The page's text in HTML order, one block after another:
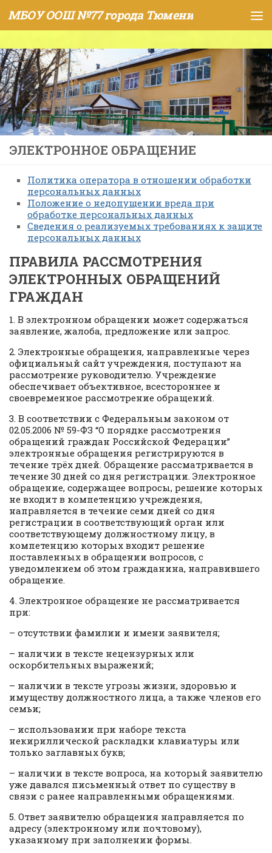
Skip to content
МБОУ ООШ №77 города Тюмени
ЭЛЕКТРОННОЕ ОБРАЩЕНИЕ
Политика оператора в отношении обработки
персональных данных
Положение о недопущении вреда при
обработке персональных данных
Сведения о реализуемых требованиях к защите
персональных данных
ПРАВИЛА РАССМОТРЕНИЯ
ЭЛЕКТРОННЫХ ОБРАЩЕНИЙ
ГРАЖДАН
1. В электронном обращении может содержаться
заявление, жалоба, предложение или запрос.
2. Электронные обращения, направленные через
официальный сайт учреждения, поступают на
рассмотрение руководителю. Учреждение
обеспечивает объективное, всестороннее и
своевременное рассмотрение обращений.
3. В соответствии с Федеральным законом от
02.05.2006 № 59-ФЗ “О порядке рассмотрения
обращений граждан Российской Федерации”
электронные обращения регистрируются в
течение трёх дней. Обращение рассматривается в
течение 30 дней со дня регистрации. Электронное
обращение, содержащее вопросы, решение которых
не входит в компетенцию учреждения,
направляется в течение семи дней со дня
регистрации в соответствующий орган или
соответствующему должностному лицу, в
компетенцию которых входит решение
поставленных в обращении вопросов, с
уведомлением об этом гражданина, направившего
обращение.
4. Электронное обращение не рассматривается
при:
– отсутствии фамилии и имени заявителя;
– наличии в тексте нецензурных или
оскорбительных выражений;
– наличии в тексте угрозы жизни, здоровью и
имуществу должностного лица, а также членов его
семьи;
– использовании при наборе текста
некириллической раскладки клавиатуры или
только заглавных букв;
– наличии в тексте вопроса, на который заявителю
уже давался письменный ответ по существу в
связи с ранее направленными обращениями.
5. Ответ заявителю обращения направляется по
адресу (электронному или почтовому),
указанному при заполнении формы.